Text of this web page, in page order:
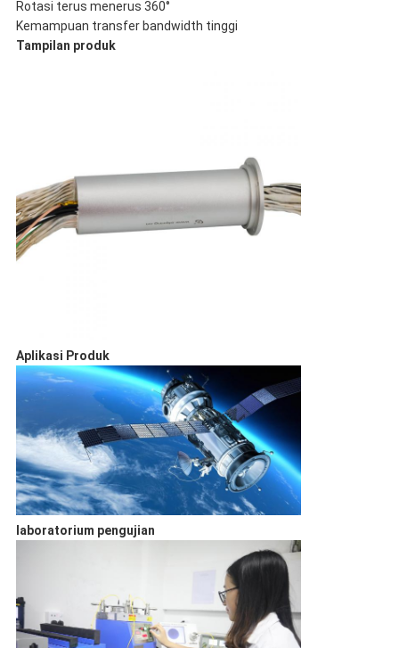
Rotasi terus menerus 360°
Kemampuan transfer bandwidth tinggi
Tampilan produk
Aplikasi Produk
laboratorium pengujian